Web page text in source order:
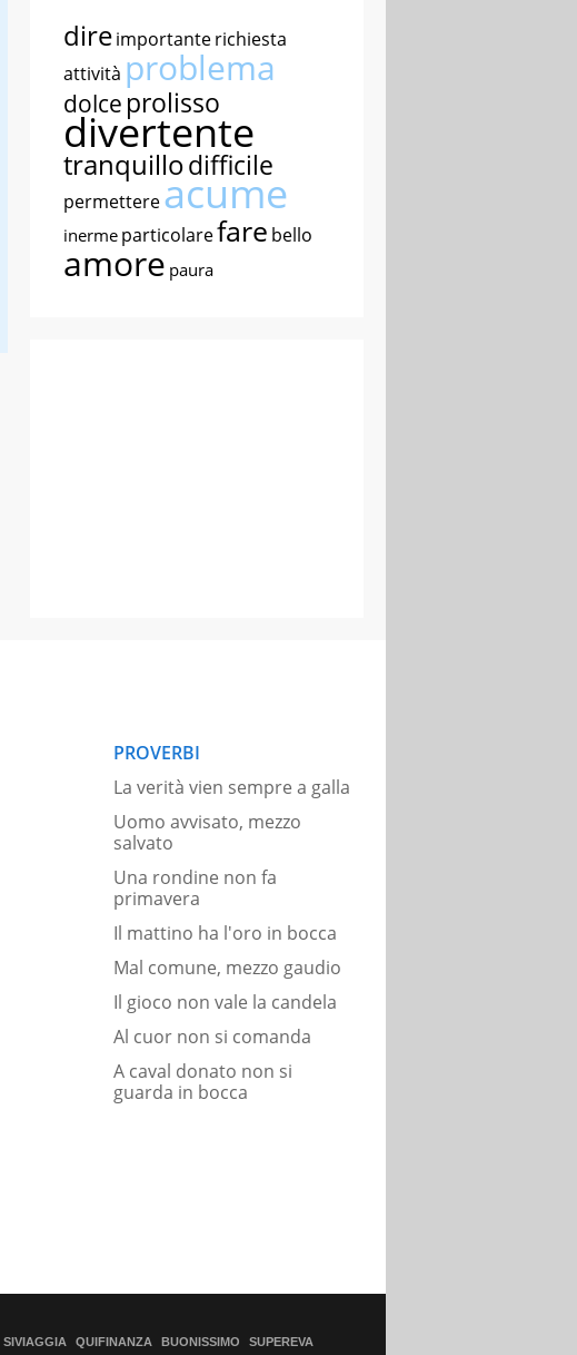
direimportanterichiesta
attività problema
dolce prolisso
divertente
tranquillodifficile
permettereacume
inerme particolarefare bello
amore paura
PROVERBI
La verità vien sempre a galla
Uomo avvisato, mezzo
salvato
Una rondine non fa
primavera
Il mattino ha l'oro in bocca
Mal comune, mezzo gaudio
Il gioco non vale la candela
Al cuor non si comanda
A caval donato non si
guarda in bocca
SIVIAGGIA QUIFINANZA BUONISSIMO SUPEREVA